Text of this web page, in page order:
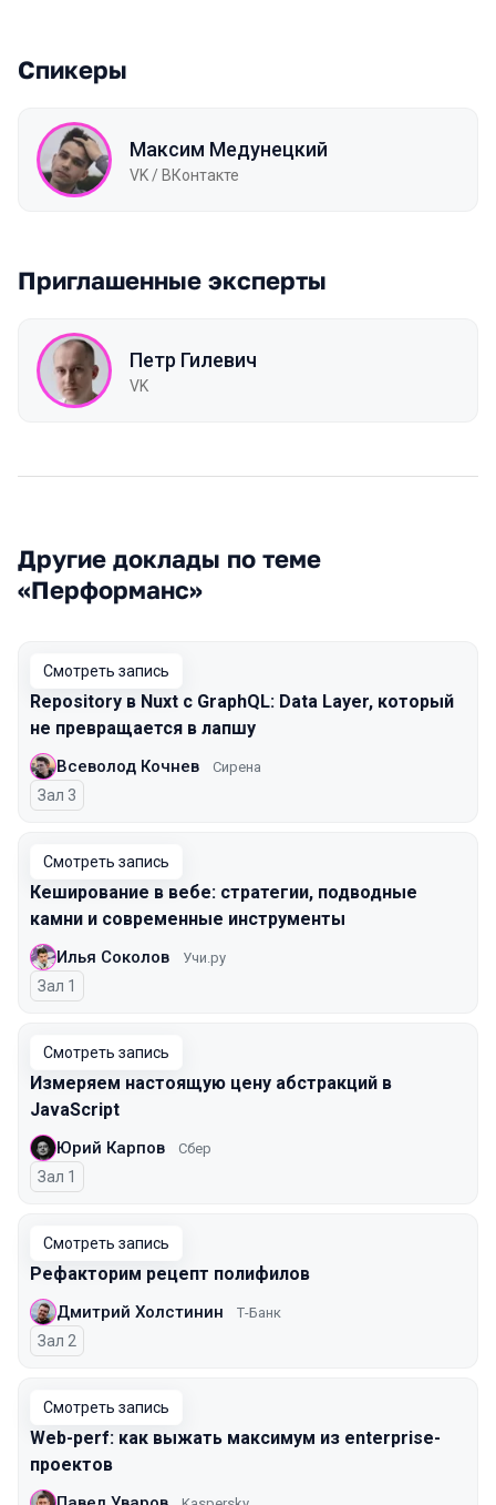
Спикеры
Максим Медунецкий
VK / ВКонтакте
Приглашенные эксперты
Петр Гилевич
VK
Другие доклады по теме
«Перформанс»
Смотреть запись
Repository в Nuxt с GraphQL: Data Layer, который
не превращается в лапшу
Всеволод Кочнев Сирена
Зал 3
Смотреть запись
Кеширование в вебе: стратегии, подводные
камни и современные инструменты
Илья Соколов Учи.ру
Зал 1
Смотреть запись
Измеряем настоящую цену абстракций в
JavaScript
Юрий Карпов Сбер
Зал 1
Смотреть запись
Рефакторим рецепт полифилов
Дмитрий Холстинин Т-Банк
Зал 2
Смотреть запись
Web-perf: как выжать максимум из enterprise-
проектов